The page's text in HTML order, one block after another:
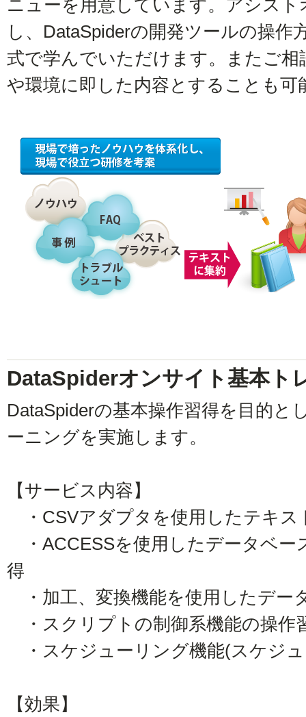
ニューを用意しています。アシス
し、DataSpiderの開発ツールの操作
式で学んでいただけます。またご
や環境に即した内容とすることも可
DataSpiderオンサイト基本ト
DataSpiderの基本操作習得を目的と
ーニングを実施します。
【サービス内容】
・CSVアダプタを使用したテキス
・ACCESSを使用したデータベー
得
・加工、変換機能を使用したデー
・スクリプトの制御系機能の操作
・スケジューリング機能(スケジ
【効果】